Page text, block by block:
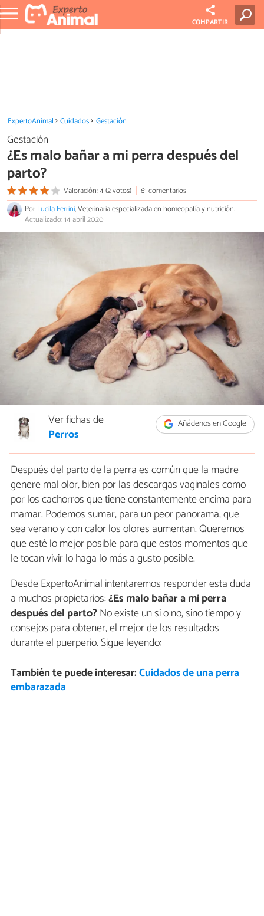
COMPARTIR
ExpertoAnimal Cuidados Gestación
Gestación
¿Es malo bañar a mi perra después del
parto?
Valoración: 4 (2 votos)
61 comentarios
PorLucila Ferrini, Veterinaria especializada en homeopatía y nutrición.
Actualizado: 14 abril 2020
Añádenos en Google
Ver fichas de
Perros
Después del parto de la perra es común que la madre
genere mal olor, bien por las descargas vaginales como
por los cachorros que tiene constantemente encima para
mamar. Podemos sumar, para un peor panorama, que
sea verano y con calor los olores aumentan. Queremos
que esté lo mejor posible para que estos momentos que
le tocan vivir lo haga lo más a gusto posible.
Desde ExpertoAnimal intentaremos responder esta duda
a muchos propietarios:¿Es malo bañar a mi perra
después del parto?No existe un si o no, sino tiempo y
consejos para obtener, el mejor de los resultados
durante el puerperio. Sigue leyendo:
También te puede interesar:Cuidados de una perra
embarazada